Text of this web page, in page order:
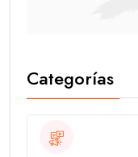
Categorías